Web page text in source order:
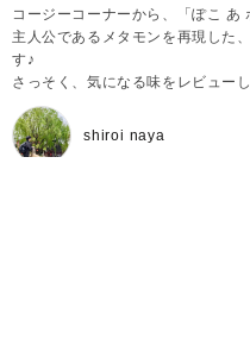
コージーコーナーから、「ぽこ あ
主人公であるメタモンを再現した
す♪
さっそく、気になる味をレビューし
shiroi naya